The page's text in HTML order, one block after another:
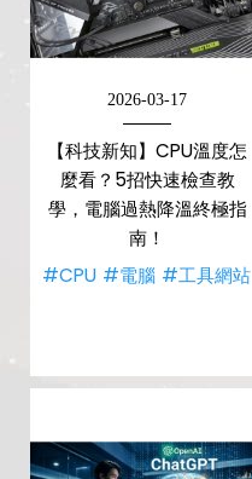
2026-03-17
【科技新知】CPU溫度怎
麼看？5招快速檢查教
學，電腦過熱降溫終極指
南！
#CPU #電腦 #工具網站